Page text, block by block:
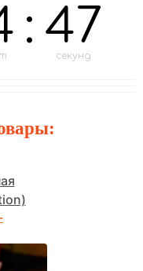
: 46
секунд